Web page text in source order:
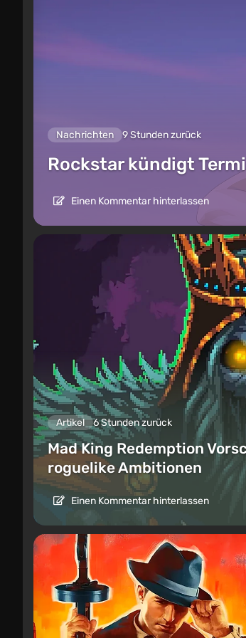
Nachrichten 9 Stunden zurück
Rockstar kündigt
Einen Kommentar hinterlassen
Artikel 6 Stunden zurück
Mad King Redemption
roguelike Ambitionen
Einen Kommentar hinterlassen